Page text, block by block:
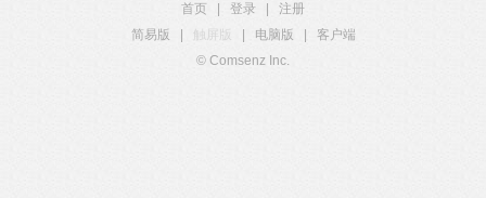
首页 登录
注册
简易版
触屏版 电脑版
客户端
© Comsenz Inc.